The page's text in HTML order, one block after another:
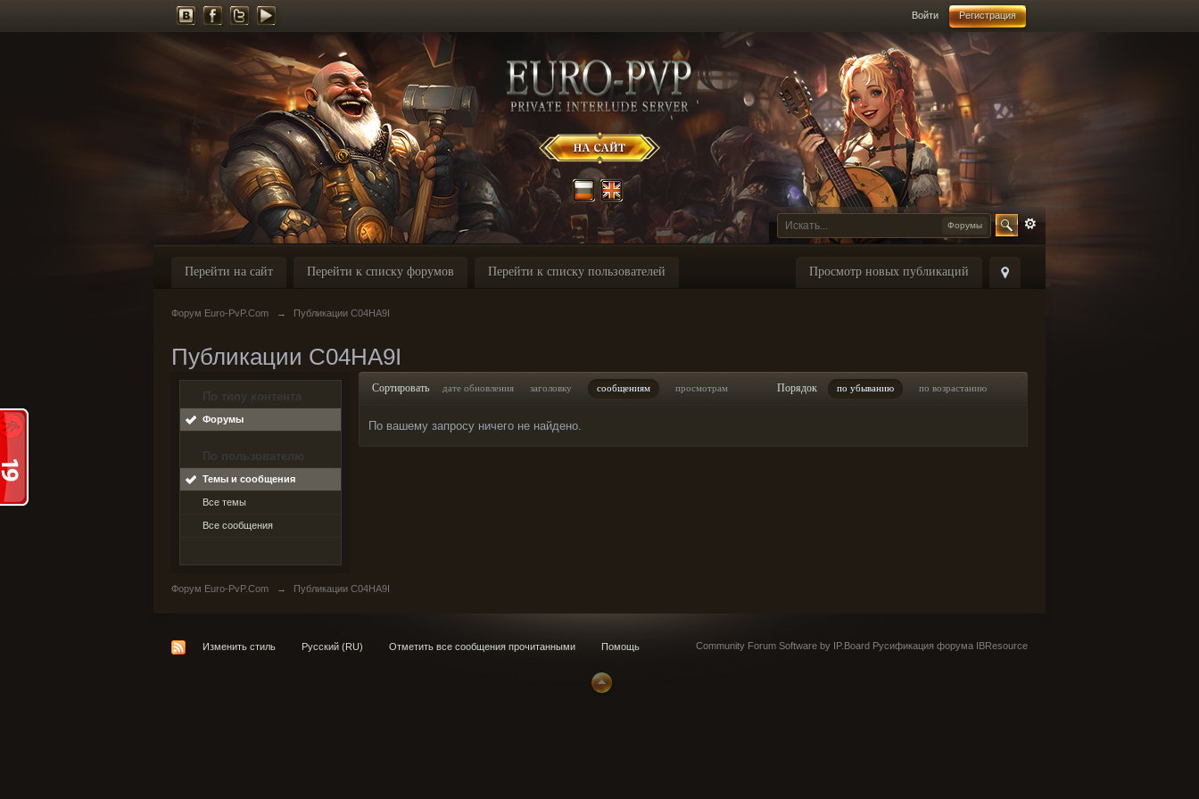
Войти Регистрация
Форумы
Просмотр новых публикаций
Перейти на сайт Перейти к списку форумов Перейти к списку пользователей
Форум Euro-PvP.Com → Публикации C04HA9I
Публикации C04HA9I
По типу контента
Форумы
По пользователю
Темы и сообщения
Все темы
Все сообщения
Сортировать дате обновления заголовку сообщениям просмотрам Порядок по убыванию по возрастанию
По вашему запросу ничего не найдено.
Форум Euro-PvP.Com → Публикации C04HA9I
Изменить стиль Русский (RU) Отметить все сообщения прочитанными Помощь Community Forum Software by IP.Board Русификация форума IBResource